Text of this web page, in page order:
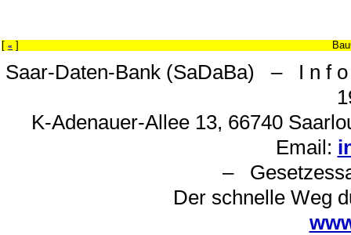
[ « ]
Saar-Daten-Bank (SaDaBa) – I n f
K-Adenauer-Allee 13, 66740
Email:
–
Der schnelle Weg